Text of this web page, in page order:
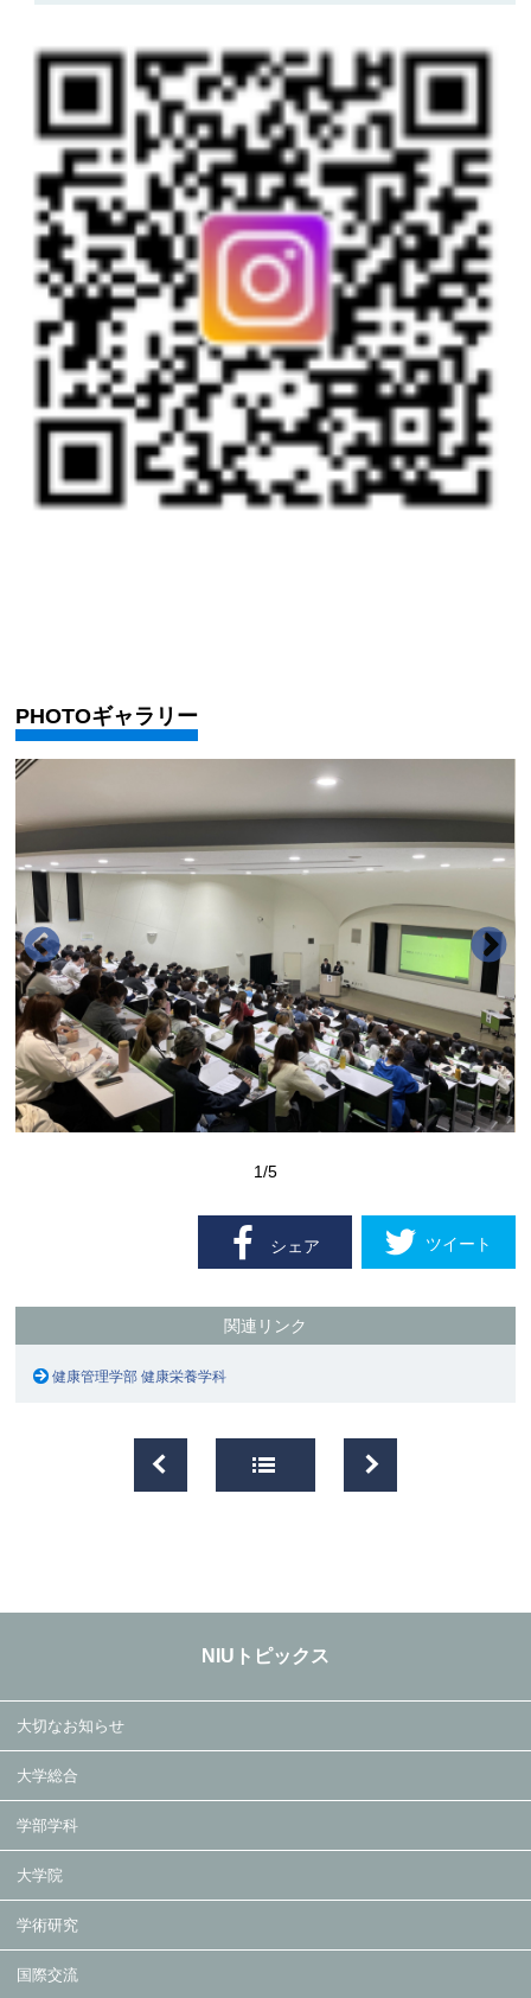
PHOTOギャラリー
1/5
シェア ツイート
関連リンク
健康管理学部 健康栄養学科
NIUトピックス
大切なお知らせ
大学総合
学部学科
大学院
学術研究
国際交流